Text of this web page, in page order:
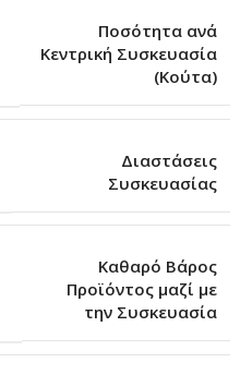
Ποσότητα ανά
Κεντρική Συσκευασία
(Κούτα)
Διαστάσεις
Συσκευασίας
Καθαρό Βάρος
Προϊόντος μαζί με
την Συσκευασία